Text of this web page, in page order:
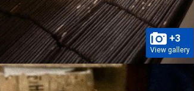
+3
View gallery